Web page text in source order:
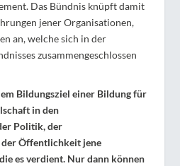
Das Bündnis knüpft damit
jener Organisationen,
an, welche sich in der
zusammengeschlossen
Bildungsziel einer Bildung für
in den
Politik, der
Öffentlichkeit jene
es verdient. Nur dann können